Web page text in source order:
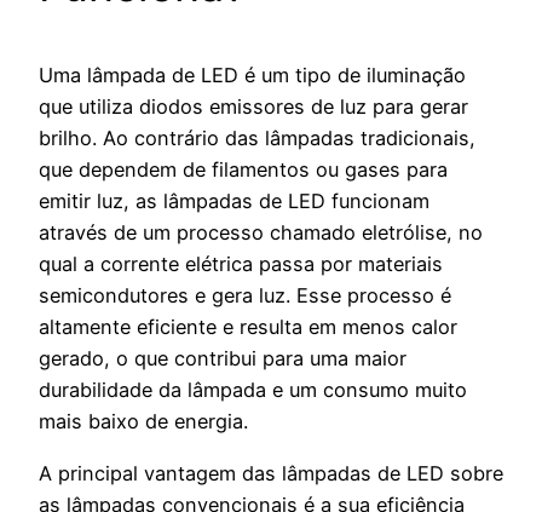
Uma lâmpada de LED é um tipo de iluminação
que utiliza diodos emissores de luz para gerar
brilho. Ao contrário das lâmpadas tradicionais,
que dependem de filamentos ou gases para
emitir luz, as lâmpadas de LED funcionam
através de um processo chamado eletrólise, no
qual a corrente elétrica passa por materiais
semicondutores e gera luz. Esse processo é
altamente eficiente e resulta em menos calor
gerado, o que contribui para uma maior
durabilidade da lâmpada e um consumo muito
mais baixo de energia.
A principal vantagem das lâmpadas de LED sobre
as lâmpadas convencionais é a sua eficiência